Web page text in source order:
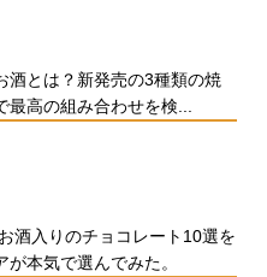
酒とは？新発売の3種類の焼
最高の組み合わせを検...
酒入りのチョコレート10選を
が本気で選んでみた。